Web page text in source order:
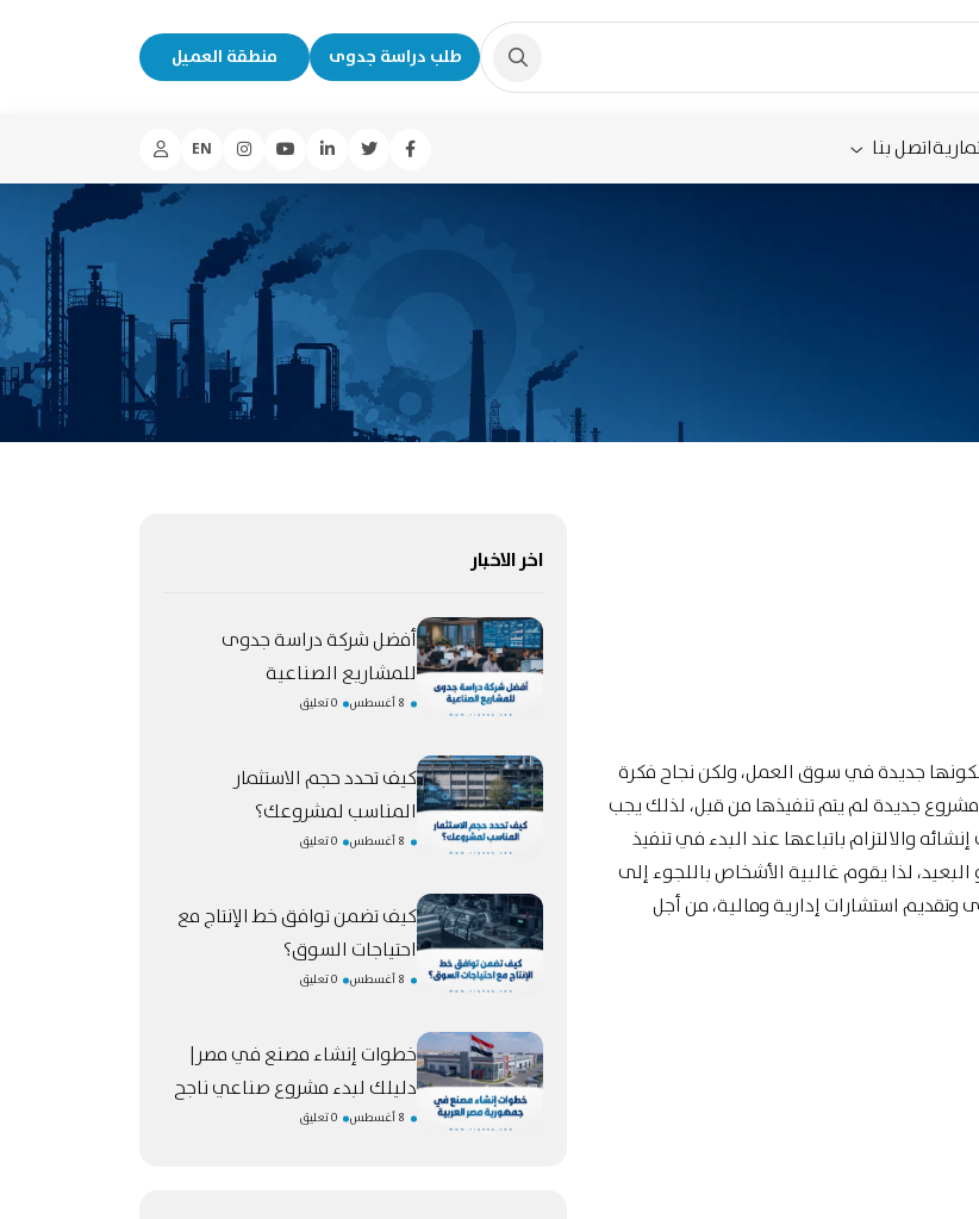
طلب دراسة جدوى منطقة العميل
اتصل بنا EN
جديدة في سوق العمل، ولكن نجاح فكرة
جديدة لم يتم تنفيذها من قبل، لذلك يجب
والالتزام باتباعها عند البدء في تنفيذ
لذا يقوم غالبية الأشخاص باللجوء إلى
استشارات إدارية ومالية، من أجل
اخر الاخبار
أفضل شركة دراسة جدوى
للمشاريع الصناعية
8 أغسطس 0 تعليق
كيف تحدد حجم الاستثمار
المناسب لمشروعك؟
8 أغسطس 0 تعليق
كيف تضمن توافق خط الإنتاج مع
احتياجات السوق؟
8 أغسطس 0 تعليق
خطوات إنشاء مصنع في مصر|
دليلك لبدء مشروع صناعي ناجح
8 أغسطس 0 تعليق